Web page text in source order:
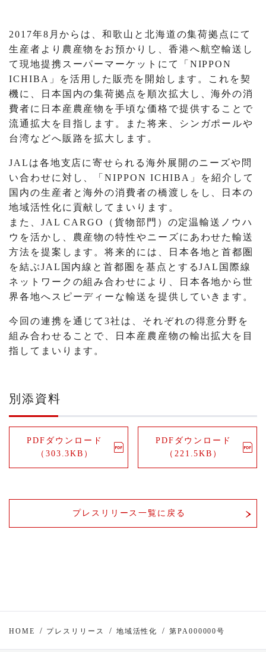
2017年8月からは、和歌山と北海道の集荷拠点にて
生産者より農産物をお預かりし、香港へ航空輸送し
て現地提携スーパーマーケットにて「NIPPON
ICHIBA」を活用した販売を開始します。これを契
機に、日本国内の集荷拠点を順次拡大し、海外の消
費者に日本産農産物を手頃な価格で提供することで
流通拡大を目指します。また将来、シンガポールや
台湾などへ販路を拡大します。
JALは各地支店に寄せられる海外展開のニーズや問
い合わせに対し、「NIPPON ICHIBA」を紹介して
国内の生産者と海外の消費者の橋渡しをし、日本の
地域活性化に貢献してまいります。
また、JAL CARGO（貨物部門）の定温輸送ノウハ
ウを活かし、農産物の特性やニーズにあわせた輸送
方法を提案します。将来的には、日本各地と首都圏
を結ぶJAL国内線と首都圏を基点とするJAL国際線
ネットワークの組み合わせにより、日本各地から世
界各地へスピーディーな輸送を提供していきます。
今回の連携を通じて3社は、それぞれの得意分野を
組み合わせることで、日本産農産物の輸出拡大を目
指してまいります。
別添資料
PDFダウンロード
（303.3KB）
PDFダウンロード
（221.5KB）
プレスリリース一覧に戻る
HOME プレスリリース 地域活性化 第PA000000号